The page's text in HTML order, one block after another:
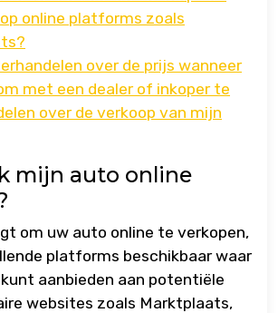
online platforms zoals
over de prijs wanneer
met een dealer of inkoper te
over de verkoop van mijn
mijn auto online
om uw auto online te verkopen,
platforms beschikbaar waar
aanbieden aan potentiële
websites zoals Marktplaats,